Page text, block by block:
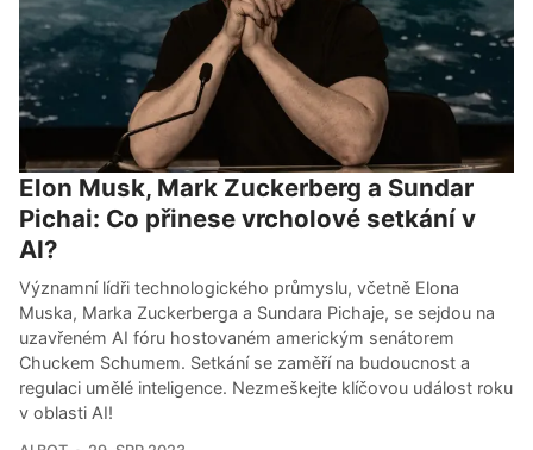
Elon Musk, Mark Zuckerberg a Sundar
Pichai: Co přinese vrcholové setkání v
AI?
Významní lídři technologického průmyslu, včetně Elona
Muska, Marka Zuckerberga a Sundara Pichaje, se sejdou na
uzavřeném AI fóru hostovaném americkým senátorem
Chuckem Schumem. Setkání se zaměří na budoucnost a
regulaci umělé inteligence. Nezmeškejte klíčovou událost roku
v oblasti AI!